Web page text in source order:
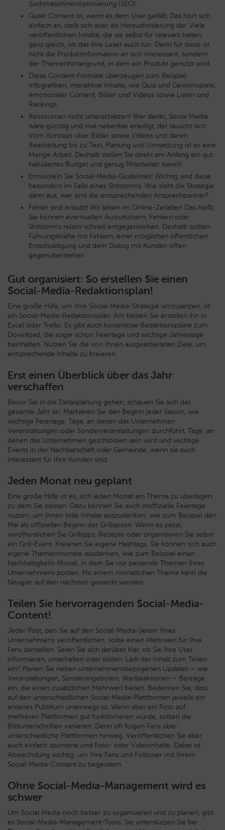
Suchmaschinenoptimierung (SEO).
Guter Content ist, wenn es dem User gefällt. Das hört sich
einfach an, stellt sich aber als Herausforderung dar. Viele
veröffentlichen Inhalte, die sie selbst für relevant halten,
ganz gleich, ob das ihre Leser auch tun. Denn für diese ist
nicht die Produktinformation an sich interessant, sondern
der Themenhintergrund, in dem ein Produkt genutzt wird.
Diese Content-Formate überzeugen zum Beispiel:
Infografiken, interaktive Inhalte, wie Quiz und Gewinnspiele,
emotionaler Content, Bilder und Videos sowie Listen und
Rankings.
Ressourcen nicht unterschätzen! Wer denkt, Social Media
wäre günstig und mal nebenbei erledigt, der täuscht sich:
Vom Konzept über Bilder sowie Videos und deren
Bearbeitung bis zu Text, Planung und Umsetzung ist es eine
Menge Arbeit. Deshalb stellen Sie direkt am Anfang ein gut
kalkuliertes Budget und genug Mitarbeiter bereit!
Entwickeln Sie Social-Media-Guidelines! Wichtig sind diese
besonders im Falle eines Shitstorms. Wie sieht die Strategie
dann aus, wer sind die entsprechenden Ansprechpartner?
Fehler sind erlaubt! Wir leben im Online-Zeitalter! Das heißt,
Sie können eventuellen Ausrutschern, Fehlern oder
Shitstorms relativ schnell entgegenwirken. Deshalb sollten
Führungskräfte mit Fehlern, einer möglichen öffentlichen
Entschuldigung und dem Dialog mit Kunden offen
gegenüberstehen.
Gut organisiert: So erstellen Sie einen
Social-Media-Redaktionsplan!
Eine große Hilfe, um Ihre Social-Media-Strategie umzusetzen, ist
ein Social-Media-Redaktionsplan. Am besten Sie erstellen ihn in
Excel oder Trello. Es gibt auch kostenlose Redaktionspläne zum
Download, die sogar schon Feiertage und wichtige Jahrestage
beinhalten. Nutzen Sie die von Ihnen ausgearbeiteten Ziele, um
entsprechende Inhalte zu kreieren.
Erst einen Überblick über das Jahr
verschaffen
Bevor Sie in die Detailplanung gehen, schauen Sie sich das
gesamte Jahr an. Markieren Sie den Beginn jeder Saison, wie
wichtige Feiertage, Tage, an denen das Unternehmen
Veranstaltungen oder Sonderveranstaltungen durchführt, Tage, an
denen das Unternehmen geschlossen sein wird und wichtige
Events in der Nachbarschaft oder Gemeinde, wenn sie auch
interessant für Ihre Kunden sind.
Jeden Monat neu geplant
Eine große Hilfe ist es, sich jeden Monat ein Thema zu überlagen,
zu dem Sie posten. Dazu können Sie auch inoffizielle Feiertage
nutzen, um Ihnen tolle Inhalte auszudenken, wie zum Beispiel den
Mai als offiziellen Beginn der Grillsaison. Wenn es passt,
veröffentlichen Sie Grilltipps, Rezepte oder organisieren Sie selbst
ein Grill-Event. Kreieren Sie eigene Hashtags. Sie können sich auch
eigene Themenmonate ausdenken, wie zum Beispiel einen
Nachhaltigkeits-Monat, in dem Sie nur passende Themen Ihres
Unternehmens posten. Mit einem monatlichen Thema kann die
Neugier auf den nächsten geweckt werden.
Teilen Sie hervorragenden Social-Media-
Content!
Jeder Post, den Sie auf den Social-Media-Seiten Ihres
Unternehmens veröffentlichen, sollte einen Mehrwert für Ihre
Fans darstellen. Seien Sie sich darüber klar, ob Sie Ihre User
informieren, unterhalten oder bilden. Lädt der Inhalt zum Teilen
ein? Planen Sie neben unternehmensbezogenen Updates – wie
Veranstaltungen, Sonderangeboten, Werbeaktionen – Beiträge
ein, die einen zusätzlichen Mehrwert bieten. Bedenken Sie, dass
auf den unterschiedlichen Social-Media-Plattformen jeweils ein
anderes Publikum unterwegs ist. Wenn aber ein Foto auf
mehreren Plattformen gut funktionieren würde, sollten die
Bildunterschriften variieren. Denn oft folgen Fans über
unterschiedliche Plattformen hinweg. Veröffentlichen Sie aber
auch einfach spontane und Foto- oder Videoinhalte. Dabei ist
Abwechslung wichtig, um Ihre Fans und Follower mit Ihrem
Social-Media-Content zu begeistern.
Ohne Social-Media-Management wird es
schwer
Um Social Media noch besser zu organisieren und zu planen, gibt
es Social-Media-Management-Tools. Sie unterstützen Sie bei